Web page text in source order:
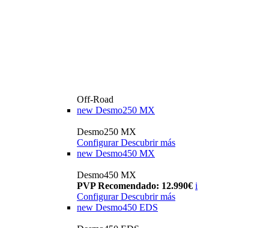
Off-Road
new Desmo250 MX
Desmo250 MX
Configurar Descubrir más
new Desmo450 MX
Desmo450 MX
PVP Recomendado: 12.990€ i
Configurar Descubrir más
new Desmo450 EDS